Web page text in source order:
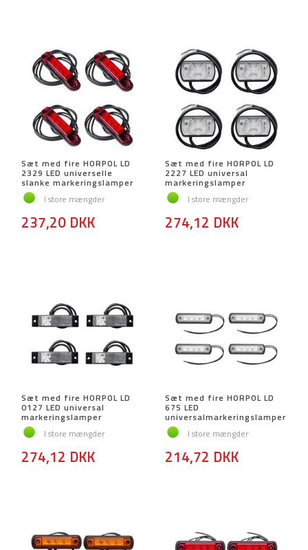
Sæt med fire HORPOL LD
2329 LED universelle
slanke markeringslamper
I store mængder
237,20 DKK
Sæt med fire HORPOL LD
2227 LED universal
markeringslamper
I store mængder
274,12 DKK
Sæt med fire HORPOL LD
0127 LED universal
markeringslamper
I store mængder
274,12 DKK
Sæt med fire HORPOL LD
675 LED
universalmarkeringslamper
I store mængder
214,72 DKK